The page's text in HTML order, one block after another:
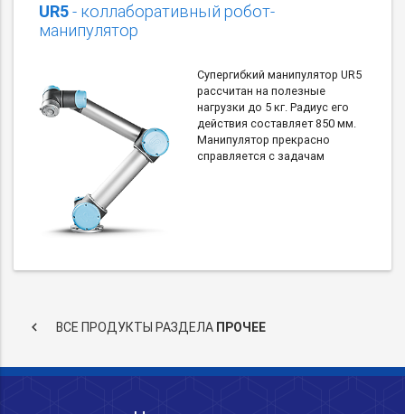
UR5- коллаборативный робот-
манипулятор
Супергибкий манипулятор UR5
рассчитан на полезные
нагрузки до 5 кг. Радиус его
действия составляет 850 мм.
Манипулятор прекрасно
справляется с задачам
keyboard_arrow_left ВСЕ ПРОДУКТЫ РАЗДЕЛА ПРОЧЕЕ